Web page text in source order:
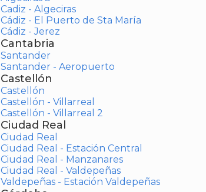
Cadiz - Algeciras
Cádiz - El Puerto de Sta María
Cádiz - Jerez
Cantabria
Santander
Santander - Aeropuerto
Castellón
Castellón
Castellón - Villarreal
Castellón - Villarreal 2
Ciudad Real
Ciudad Real
Ciudad Real - Estación Central
Ciudad Real - Manzanares
Ciudad Real - Valdepeñas
Valdepeñas - Estación Valdepeñas